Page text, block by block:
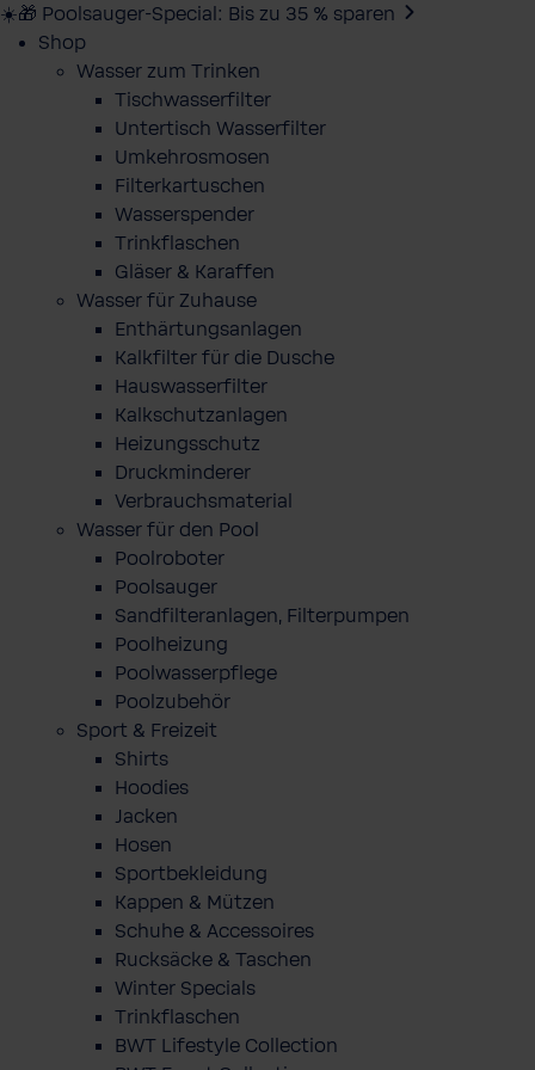
☀️🎁 Poolsauger-Special: Bis zu 35 % sparen
Shop
Wasser zum Trinken
Tischwasserfilter
Untertisch Wasserfilter
Umkehrosmosen
Filterkartuschen
Wasserspender
Trinkflaschen
Gläser & Karaffen
Wasser für Zuhause
Enthärtungsanlagen
Kalkfilter für die Dusche
Hauswasserfilter
Kalkschutzanlagen
Heizungsschutz
Druckminderer
Verbrauchsmaterial
Wasser für den Pool
Poolroboter
Poolsauger
Sandfilteranlagen, Filterpumpen
Poolheizung
Poolwasserpflege
Poolzubehör
Sport & Freizeit
Shirts
Hoodies
Jacken
Hosen
Sportbekleidung
Kappen & Mützen
Schuhe & Accessoires
Rucksäcke & Taschen
Winter Specials
Trinkflaschen
BWT Lifestyle Collection